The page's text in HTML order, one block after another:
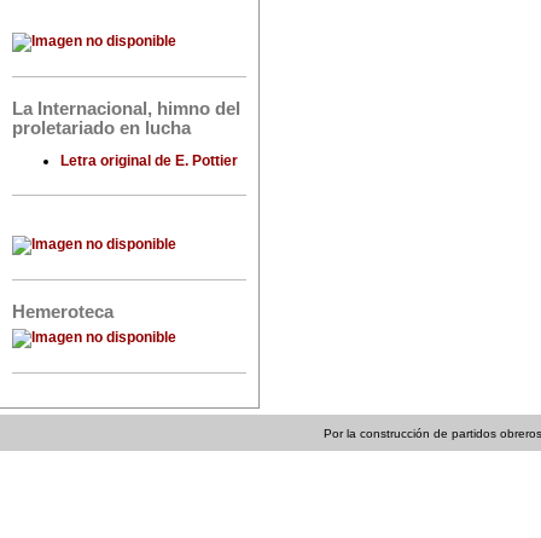
La Internacional, himno del
proletariado en lucha
Letra original de E. Pottier
Hemeroteca
Por la construcción de partidos